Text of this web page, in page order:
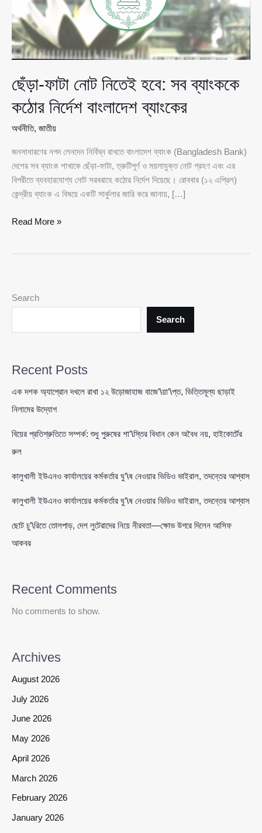
ছেঁড়া-ফাটা নোট নিতেই হবে: সব ব্যাংককে
কঠোর নির্দেশ বাংলাদেশ ব্যাংকের
অর্থনীতি, জাতীয়
জনসাধারণের নগদ লেনদেন নির্বিঘ্ন রাখতে বাংলাদেশ ব্যাংক (Bangladesh Bank)
দেশের সব ব্যাংক শাখাকে ছেঁড়া-ফাটা, ত্রুটিপূর্ণ ও ময়লাযুক্ত নোট গ্রহণ এবং এর
বিপরীতে ব্যবহারযোগ্য নোট সরবরাহে কঠোর নির্দেশ দিয়েছে। রোববার (১২ এপ্রিল)
কেন্দ্রীয় ব্যাংক এ বিষয়ে একটি সার্কুলার জারি করে জানায়, […]
ছেঁড়া-
ব্যাংককে
নির্দেশ
Read More »
Search
Search
Recent Posts
এক দশক অ্যাপ্রোন দখলে রাখা ১২ উড়োজাহাজ বাজে’\য়া’\প্ত, ভিত্তিমূল্য ছাড়াই
নিলামের উদ্যোগ
বিয়ের প্রতিশ্রুতিতে সম্পর্ক: শুধু পুরুষের শা’\স্তির বিধান কেন অবৈধ নয়, হাইকোর্টের
রুল
কালুখালী ইউএনও কার্যালয়ের কর্মকর্তার ঘু’\ষ নেওয়ার ভিডিও ভাইরাল, তদন্তের আশ্বাস
কালুখালী ইউএনও কার্যালয়ের কর্মকর্তার ঘু’\ষ নেওয়ার ভিডিও ভাইরাল, তদন্তের আশ্বাস
ছোট চু’\রিতে তোলপাড়, দেশ লুটেরাদের নিয়ে নীরবতা—ক্ষোভ উগরে দিলেন আসিফ
আকবর
Recent Comments
No comments to show.
Archives
August 2026
July 2026
June 2026
May 2026
April 2026
March 2026
February 2026
January 2026